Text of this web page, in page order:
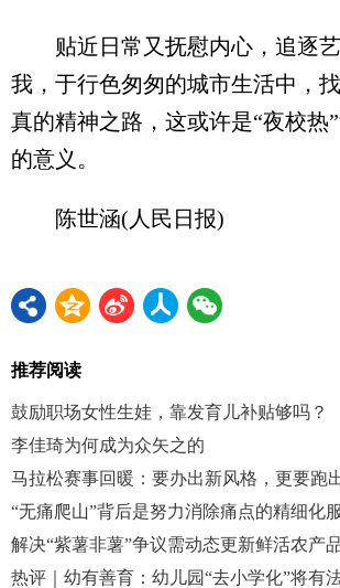
贴近日常又抚慰内心，追逐艺
我，于行色匆匆的城市生活中，
真的精神之路，这或许是“夜校热
的意义。
陈世涵(人民日报)
推荐阅读
鼓励职场女性生娃，靠发育儿补贴够吗？
李佳琦为何成为众矢之的
马拉松赛事回暖：要办出新风格，更要跑
“无痛爬山”背后是努力消除痛点的精细化
解决“紫薯非薯”争议需动态更新鲜活农产
热评｜幼有善育：幼儿园“去小学化”将有